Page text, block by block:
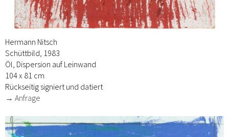
Hermann Nitsch
Schüttbild, 1983
Öl, Dispersion auf Leinwand
104 x 81 cm
Rückseitig signiert und datiert
→ Anfrage